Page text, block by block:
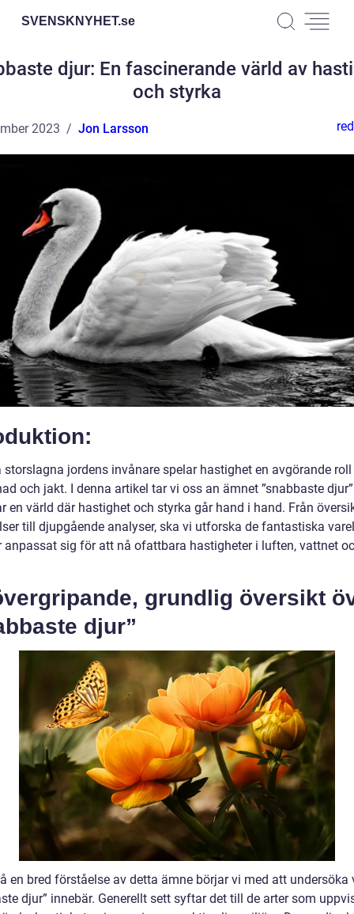
SVENSKNYHET.se
djur: En fascinerande värld av
och styrka
2023 Jon Larsson
storslagna jordens invånare spelar hastighet en avgörande
och jakt. I denna artikel tar vi oss an ämnet ”snabbaste
en värld där hastighet och styrka går hand i hand. Från
till djupgående analyser, ska vi utforska de fantastiska
anpassat sig för att nå ofattbara hastigheter i luften, vattnet
grundlig översikt
djur”
en bred förståelse av detta ämne börjar vi med att undersöka
djur” innebär. Generellt sett syftar det till de arter som